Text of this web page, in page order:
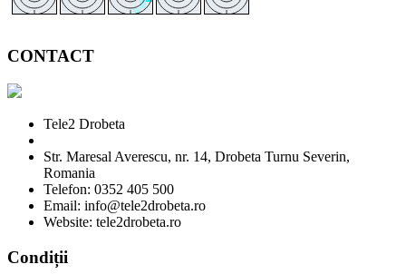
CONTACT
Tele2 Drobeta
Str. Maresal Averescu, nr. 14, Drobeta Turnu Severin,
Romania
Telefon: 0352 405 500
Email: info@tele2drobeta.ro
Website: tele2drobeta.ro
Condiții